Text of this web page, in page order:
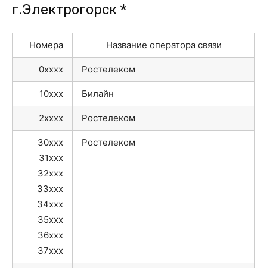
г.Электрогорск *
Номера Название оператора связи
0xxxx Ростелеком
10xxx Билайн
2xxxx Ростелеком
30xxx
31xxx
32xxx
33xxx
34xxx
35xxx
36xxx
37xxx
Ростелеком